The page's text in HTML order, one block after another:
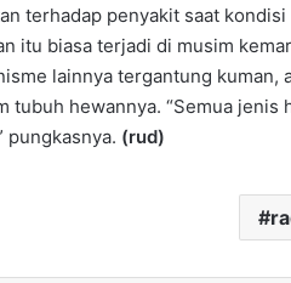
terhadap penyakit saat
itu biasa terjadi di musim
lainnya tergantung kuman,
tubuh hewannya. “Semua
pungkasnya. (rud)